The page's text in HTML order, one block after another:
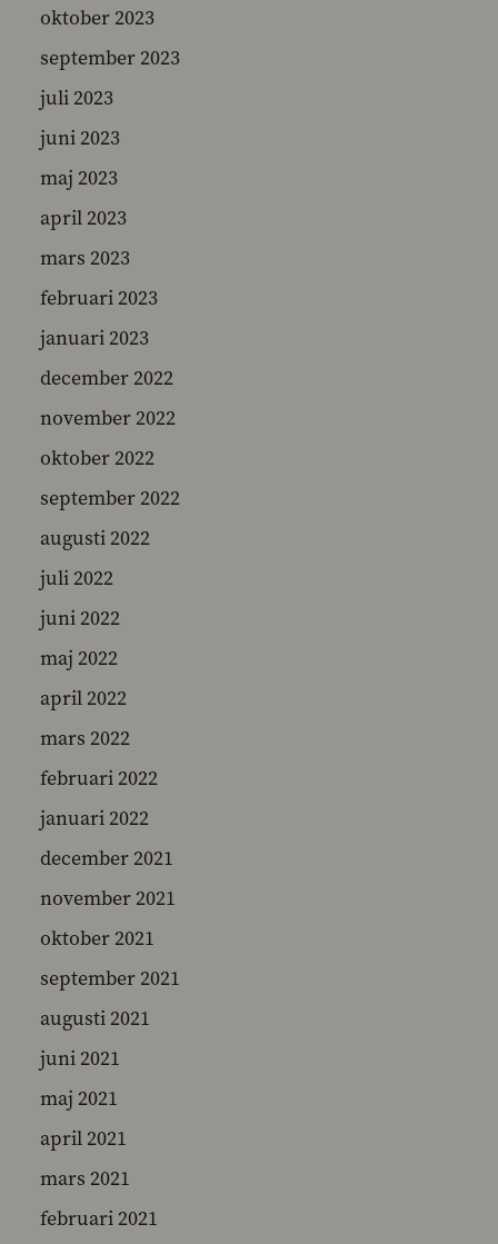
oktober 2023
september 2023
juli 2023
juni 2023
maj 2023
april 2023
mars 2023
februari 2023
januari 2023
december 2022
november 2022
oktober 2022
september 2022
augusti 2022
juli 2022
juni 2022
maj 2022
april 2022
mars 2022
februari 2022
januari 2022
december 2021
november 2021
oktober 2021
september 2021
augusti 2021
juni 2021
maj 2021
april 2021
mars 2021
februari 2021